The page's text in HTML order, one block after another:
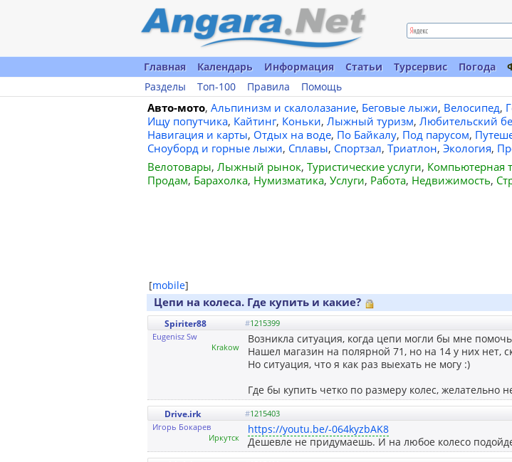
Главная Календарь Информация Статьи Турсервис Погода
Разделы
Топ-100 Правила Помощь
Авто-мото, Альпинизм и скалолазание, Беговые лыжи, Велосипед,
Ищу попутчика, Кайтинг, Коньки, Лыжный туризм, Любительский
Навигация и карты, Отдых на воде, По Байкалу, Под парусом,
Сноуборд и горные лыжи, Сплавы, Спортзал, Триатлон, Экология,
Велотовары, Лыжный рынок, Туристические услуги, Компьютерная
Продам, Барахолка, Нумизматика, Услуги, Работа, Недвижимость,
[mobile]
Цепи на колеса. Где купить и какие?
Spiriter88 #1215399
Eugenisz Sw
Krakow
Возникла ситуация, когда цепи могли бы мне
Нашел магазин на полярной 71, но на 14 у них нет,
Но ситуация, что я как раз выехать не могу :)
Где бы купить четко по размеру колес, желательно
Drive.irk #1215403
Игорь Бокарев
Иркутск
https://youtu.be/-064kyzbAK8
Дешевле не придумаешь. И на любое колесо